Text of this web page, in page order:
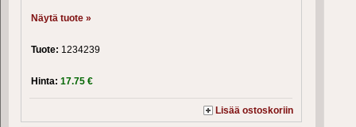
Näytä tuote »
Tuote: 1234239
Hinta: 17.75 €
Lisää ostoskoriin